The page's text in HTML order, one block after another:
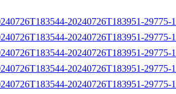
20240726T183951-29775-
20240726T183951-29775-
20240726T183951-29775-
20240726T183951-29775-
20240726T183951-29775-